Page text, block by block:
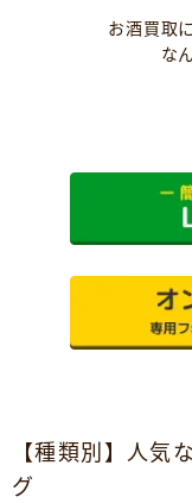
お酒買取
な
【種類別】人気
グ